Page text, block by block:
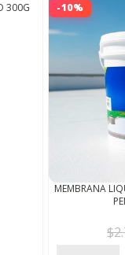
300G
-10%
MEMBRANA
$